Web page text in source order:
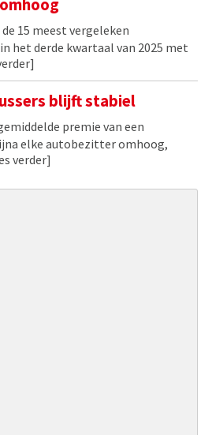
15 meest vergeleken
het derde kwartaal van 2025 met
blijft stabiel
premie van een
elke autobezitter omhoog,
verder]